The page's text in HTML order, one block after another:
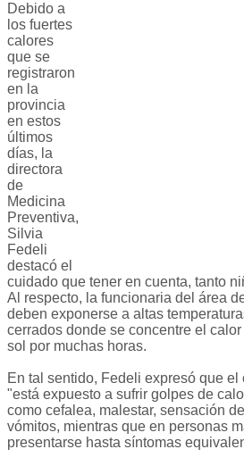
Debido a
los fuertes
calores
que se
registraron
en la
provincia
en estos
últimos
días, la
directora
de
Medicina
Preventiva,
Silvia
Fedeli
destacó el
cuidado que tener en cuenta, tanto
Al respecto, la funcionaria del área
deben exponerse a altas
cerrados donde se concentre el
sol por muchas horas.
En tal sentido, Fedeli expresó que
"está expuesto a sufrir golpes de
como cefalea, malestar, sensación
vómitos, mientras que en personas
presentarse hasta síntomas